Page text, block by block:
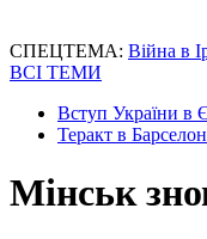
СПЕЦТЕМА: Війна в
ВСІ ТЕМИ
Вступ України в
Теракт в
Мінськ